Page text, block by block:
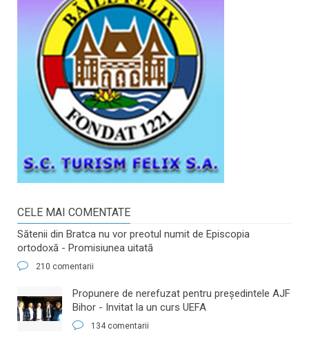
CELE MAI COMENTATE
Sătenii din Bratca nu vor preotul numit de Episcopia
ortodoxă - Promisiunea uitată
210 comentarii
​Propunere de nerefuzat pentru preşedintele AJF
Bihor - Invitat la un curs UEFA
134 comentarii